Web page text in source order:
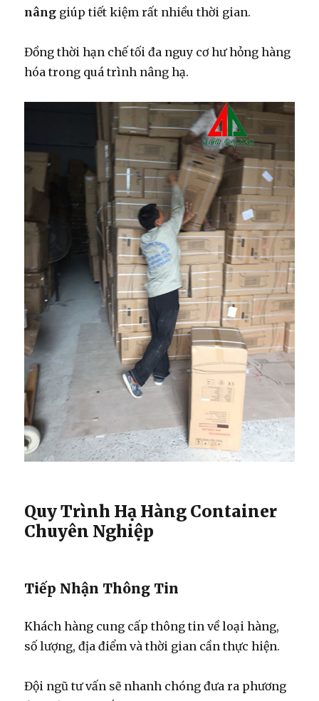
nâng giúp tiết kiệm rất nhiều thời gian.
Đồng thời hạn chế tối đa nguy cơ hư hỏng hàng
hóa trong quá trình nâng hạ.
Quy Trình Hạ Hàng Container
Chuyên Nghiệp
Tiếp Nhận Thông Tin
Khách hàng cung cấp thông tin về loại hàng,
số lượng, địa điểm và thời gian cần thực hiện.
Đội ngũ tư vấn sẽ nhanh chóng đưa ra phương